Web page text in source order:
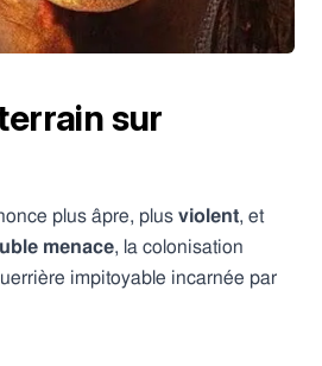
sur
plus âpre, plus violent, et
menace, la colonisation
impitoyable incarnée par